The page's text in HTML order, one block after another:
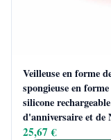
Veilleuse en forme
spongieuse en
silicone
d'anniversaire et de
25,67 €